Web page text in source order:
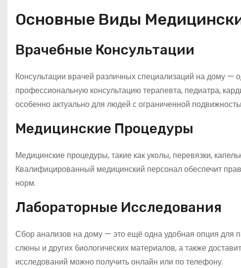
Основные Виды
Врачебные Консультации
Консультации врачей различных специализаций на дому —
профессиональную консультацию терапевта, педиатра,
особенно актуально для людей с ограниченной
Медицинские Процедуры
Медицинские процедуры, такие как уколы, перевязки,
Квалифицированный медицинский персонал обеспечит
норм.
Лабораторные Исследования
Сбор анализов на дому — это ещё одна удобная опция для
слюны и других биологических материалов, а также
исследований можно получить онлайн или по телефону.